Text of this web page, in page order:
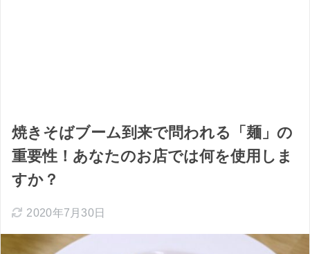
焼きそばブーム到来で問われる「麺」の
重要性！あなたのお店では何を使用しま
すか？
2020年7月30日